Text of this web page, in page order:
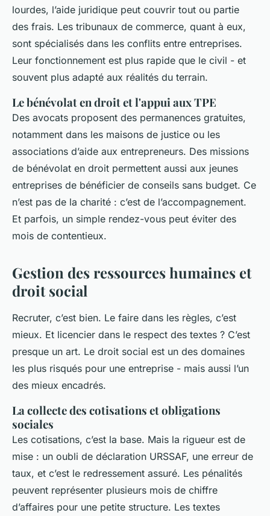
lourdes, l’aide juridique peut couvrir tout ou partie
des frais. Les tribunaux de commerce, quant à eux,
sont spécialisés dans les conflits entre entreprises.
Leur fonctionnement est plus rapide que le civil - et
souvent plus adapté aux réalités du terrain.
Le bénévolat en droit et l'appui aux TPE
Des avocats proposent des permanences gratuites,
notamment dans les maisons de justice ou les
associations d’aide aux entrepreneurs. Des missions
de bénévolat en droit permettent aussi aux jeunes
entreprises de bénéficier de conseils sans budget. Ce
n’est pas de la charité : c’est de l’accompagnement.
Et parfois, un simple rendez-vous peut éviter des
mois de contentieux.
Gestion des ressources humaines et
droit social
Recruter, c’est bien. Le faire dans les règles, c’est
mieux. Et licencier dans le respect des textes ? C’est
presque un art. Le droit social est un des domaines
les plus risqués pour une entreprise - mais aussi l’un
des mieux encadrés.
La collecte des cotisations et obligations
sociales
Les cotisations, c’est la base. Mais la rigueur est de
mise : un oubli de déclaration URSSAF, une erreur de
taux, et c’est le redressement assuré. Les pénalités
peuvent représenter plusieurs mois de chiffre
d’affaires pour une petite structure. Les textes